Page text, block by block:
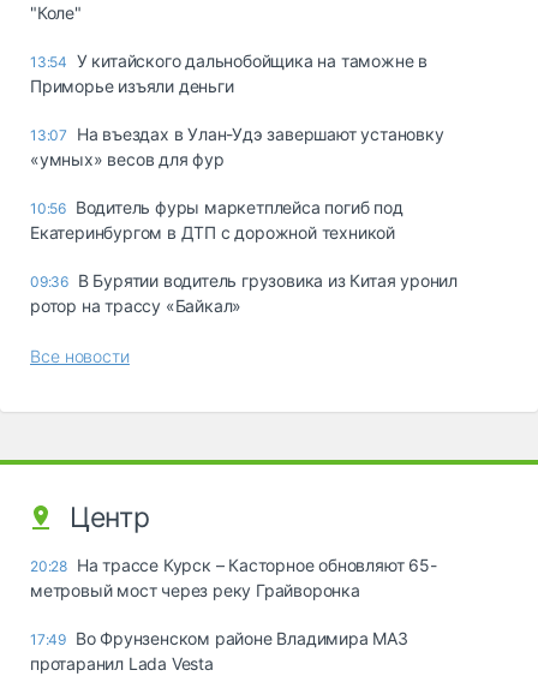
"Коле"
13:54 У китайского дальнобойщика на таможне в
Приморье изъяли деньги
13:07
Ha въeздax в Улaн-Удэ зaвepшaют ycтaнoвкy
«yмныx» вecoв для фyp
10:56 Водитель фуры маркетплейса погиб под
Екатеринбургом в ДТП с дорожной техникой
09:36 В Бурятии водитель грузовика из Китая уронил
ротор на трассу «Байкал»
Все новости
Центр
20:28 На трассе Курск – Касторное обновляют 65-
метровый мост через реку Грайворонка
17:49 Во Фрунзенском районе Владимира МАЗ
протаранил Lada Vesta